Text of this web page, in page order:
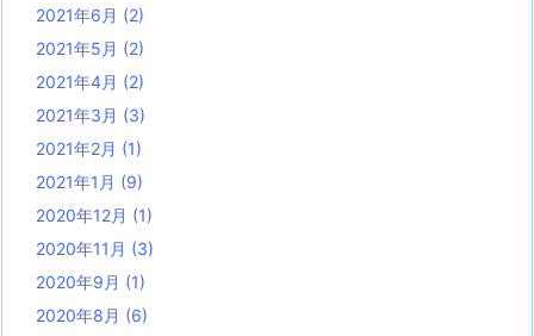
2021年6月 (2)
2021年5月 (2)
2021年4月 (2)
2021年3月 (3)
2021年2月 (1)
2021年1月 (9)
2020年12月 (1)
2020年11月 (3)
2020年9月 (1)
2020年8月 (6)